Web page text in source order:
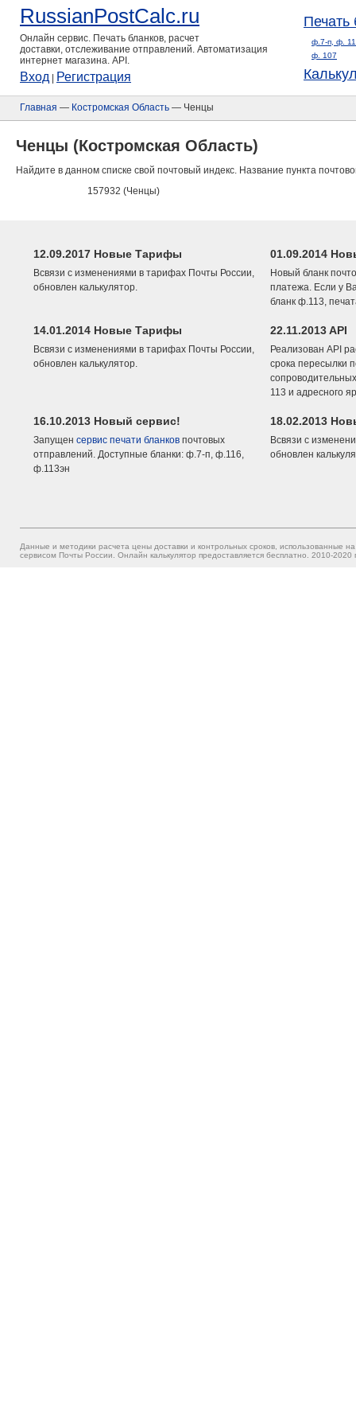
RussianPostCalc.ru
Онлайн сервис. Печать бланков, расчет
доставки, отслеживание отправлений. Автоматизация
интернет магазина. API.
Вход Регистрация
Печать
ф.7-п, ф.
ф. 107
Главная — Костромская Область — Ченцы
Ченцы (Костромская Область)
Найдите в данном списке свой почтовый индекс. Название пункта
157932 (Ченцы)
12.09.2017 Новые Тарифы
Всвязи с изменениями в тарифах Почты России,
обновлен калькулятор.
01.09.2014
Новый бланк
платежа. Если у
бланк ф.113,
14.01.2014 Новые Тарифы
Всвязи с изменениями в тарифах Почты России,
обновлен калькулятор.
22.11.2013 API
Реализован API
срока пересылки
113 и адресного
16.10.2013 Новый сервис!
Запущен сервис печати бланков почтовых
отправлений. Доступные бланки: ф.7-п, ф.116,
ф.113эн
18.02.2013
Всвязи с
обновлен
Данные и методики расчета цены доставки и контрольных сроков, использованные
сервисом Почты России. Онлайн калькулятор предоставляется бесплатно. 2010-2020